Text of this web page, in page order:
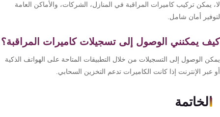
يمكن تركيب كاميرات المراقبة في المنازل، الشركات، والأماكن العامة
أمان شامل.
يمكنني الوصول إلى تسجيلات كاميرات المراقبة؟
الوصول إلى التسجيلات من خلال التطبيقات المتاحة على الهواتف الذكية
عبر الإنترنت إذا كانت الكاميرات تدعم التخزين السحابي.
الخاتمة